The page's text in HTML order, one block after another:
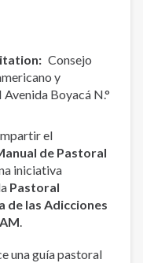
Consejo
y
Boyacá N.°
el
de Pastoral
iniciativa
Pastoral
de las Adicciones
.
una guía pastoral